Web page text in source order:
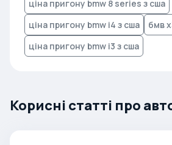
ціна пригону bmw 8 series з сша
ціна пригону bmw i4 з сша
бмв
ціна пригону bmw i3 з сша
Корисні статті про